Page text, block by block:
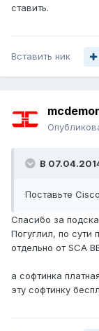
ставить.
Вставить ник
В
Поставьте
Спасибо за
Погуглил, по сути
отдельно от SCA
а софтинка
эту софтинку